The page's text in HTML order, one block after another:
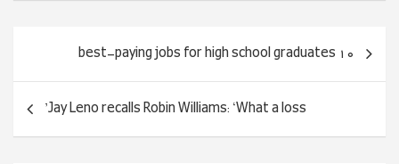
راهبری
نوشته
10 best-paying jobs for high school graduates
Jay Leno recalls Robin Williams: ‘What a loss’